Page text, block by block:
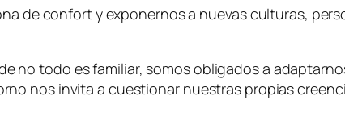
de confort y exponernos a nuevas culturas,
no todo es familiar, somos obligados a
nos invita a cuestionar nuestras propias